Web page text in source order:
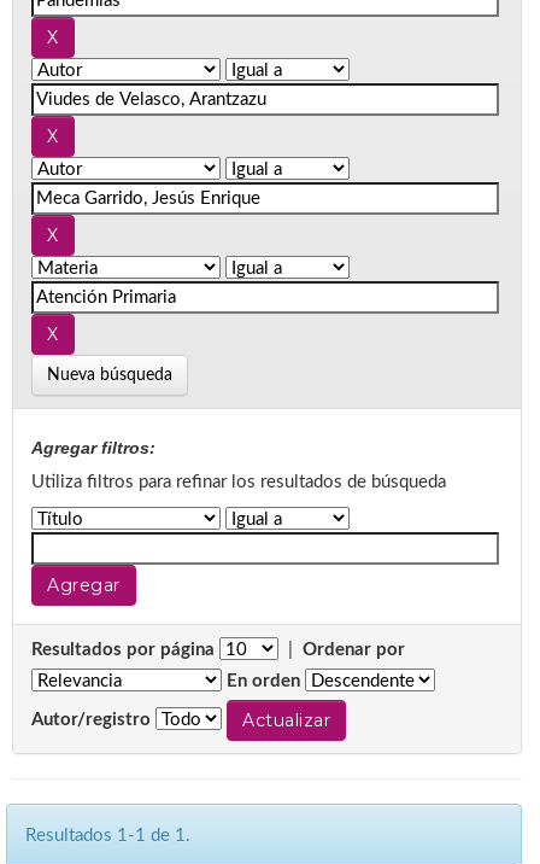
Nueva búsqueda
Agregar filtros:
Utiliza filtros para refinar los resultados de búsqueda
Resultados por página
Ordenar por
En orden
Autor/registro
Resultados 1-1 de 1.